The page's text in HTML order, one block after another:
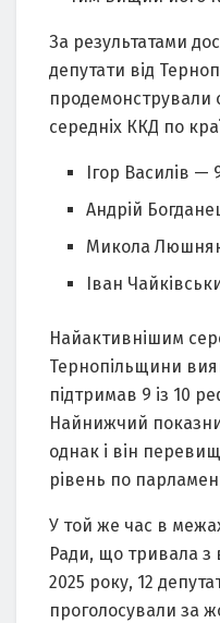
За результатами
депутати від
середніх ККД по
Ігор Василів —
Андрій
Микола
Іван
Найактивнішим
Тернопільщини
підтримав 9 із 10
Найнижчий
однак і він
рівень по
У той же час в
Ради, що тривала з
2025 року, 12
проголосували за